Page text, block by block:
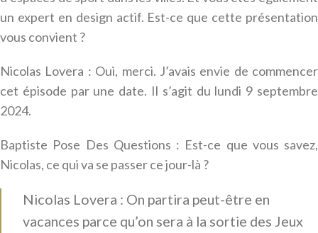
un expert en design actif. Est-ce que cette présentation
vous convient ?
Nicolas Lovera : Oui, merci. J’avais envie de commencer
cet épisode par une date. Il s’agit du lundi 9 septembre
2024.
Baptiste Pose Des Questions : Est-ce que vous savez,
Nicolas, ce qui va se passer ce jour-là ?
Nicolas Lovera : On partira peut-être en
vacances parce qu’on sera à la sortie des Jeux